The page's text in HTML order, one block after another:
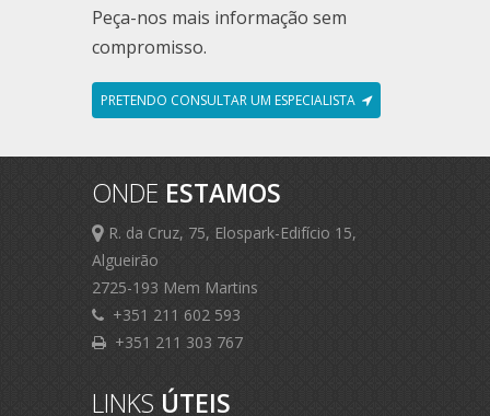
Peça-nos mais informação sem
compromisso.
PRETENDO CONSULTAR UM ESPECIALISTA
ONDE ESTAMOS
R. da Cruz, 75, Elospark-Edifício 15,
Algueirão
2725-193 Mem Martins
+351 211 602 593
+351 211 303 767
LINKS ÚTEIS